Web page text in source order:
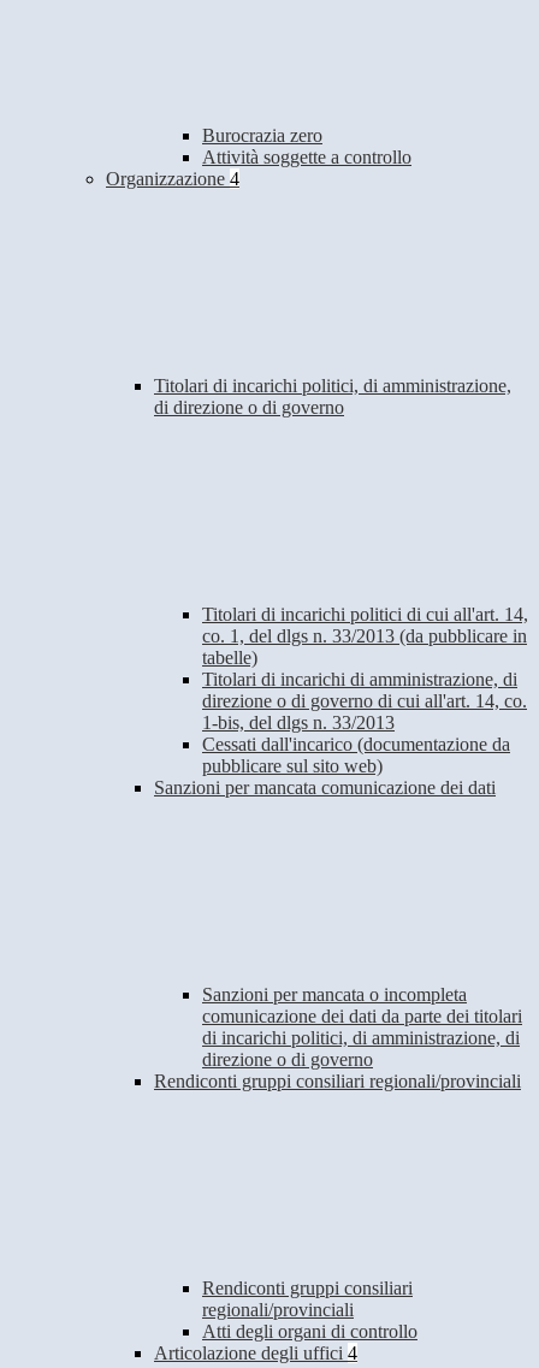
Burocrazia zero
Attività soggette a controllo
Organizzazione 4
Titolari di incarichi politici, di amministrazione,
di direzione o di governo
Titolari di incarichi politici di cui all'art. 14,
co. 1, del dlgs n. 33/2013 (da pubblicare in
tabelle)
Titolari di incarichi di amministrazione, di
direzione o di governo di cui all'art. 14, co.
1-bis, del dlgs n. 33/2013
Cessati dall'incarico (documentazione da
pubblicare sul sito web)
Sanzioni per mancata comunicazione dei dati
Sanzioni per mancata o incompleta
comunicazione dei dati da parte dei titolari
di incarichi politici, di amministrazione, di
direzione o di governo
Rendiconti gruppi consiliari regionali/provinciali
Rendiconti gruppi consiliari
regionali/provinciali
Atti degli organi di controllo
Articolazione degli uffici 4